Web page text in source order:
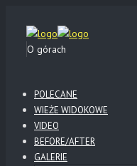
O górach
POLECANE
WIEŻE WIDOKOWE
VIDEO
BEFORE/AFTER
GALERIE